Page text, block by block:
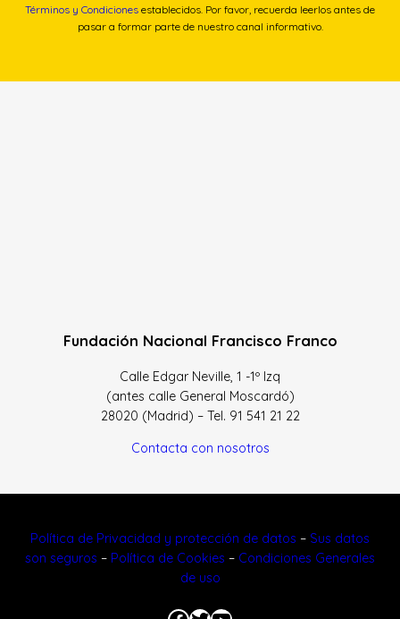
Términos y Condiciones establecidos. Por favor, recuerda leerlos antes de
pasar a formar parte de nuestro canal informativo.
Fundación Nacional Francisco Franco
Calle Edgar Neville, 1 -1º Izq
(antes calle General Moscardó)
28020 (Madrid) – Tel. 91 541 21 22
Contacta con nosotros
Política de Privacidad y protección de datos – Sus datos
son seguros – Política de Cookies – Condiciones Generales
de uso